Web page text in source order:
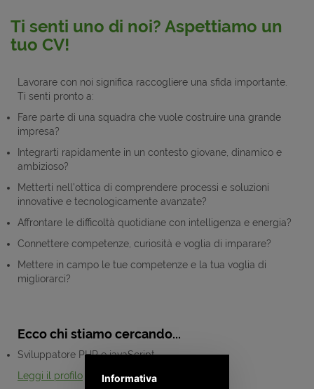
Ti senti uno di noi? Aspettiamo un
tuo CV!
Lavorare con noi significa raccogliere una sfida importante.
Ti senti pronto a:
Fare parte di una squadra che vuole costruire una grande
impresa?
Integrarti rapidamente in un contesto giovane, dinamico e
ambizioso?
Metterti nell’ottica di comprendere processi e soluzioni
innovative e tecnologicamente avanzate?
Affrontare le difficoltà quotidiane con intelligenza e energia?
Connettere competenze, curiosità e voglia di imparare?
Mettere in campo le tue competenze e la tua voglia di
migliorarci?
Ecco chi stiamo cercando...
Sviluppatore PHP e javaScript
Leggi il profilo
Informativa